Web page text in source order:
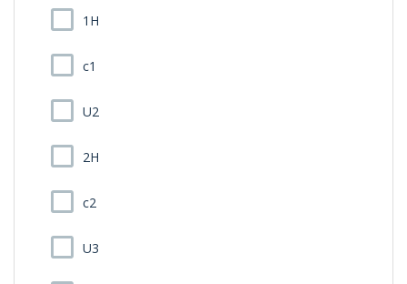
1H
c1
U2
2H
c2
U3